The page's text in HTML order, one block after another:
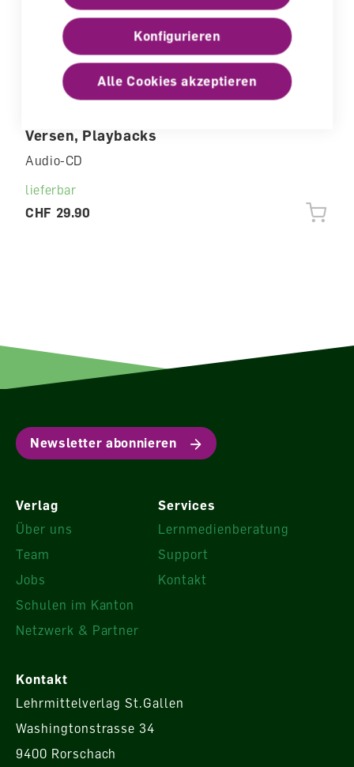
Versen, Playbacks
Audio-CD
lieferbar
CHF 29.90
Newsletter abonnieren
Verlag
Über uns
Team
Jobs
Schulen im Kanton
Netzwerk & Partner
Services
Lernmedienberatung
Support
Kontakt
Kontakt
Lehrmittelverlag St.Gallen
Washingtonstrasse 34
9400 Rorschach
Konfigurieren
Alle Cookies akzeptieren